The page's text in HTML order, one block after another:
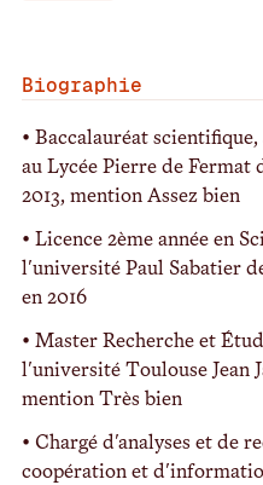
Biographie
• Baccalauréat
au Lycée Pierre de Fermat
2013, mention Assez bien
• Licence 2ème année en
l'université Paul Sabatier
en 2016
• Master Recherche et
l'université Toulouse Jean
mention Très bien
• Chargé d'analyses et de
coopération et